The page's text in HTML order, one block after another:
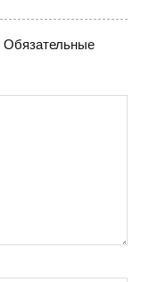
Обязательные